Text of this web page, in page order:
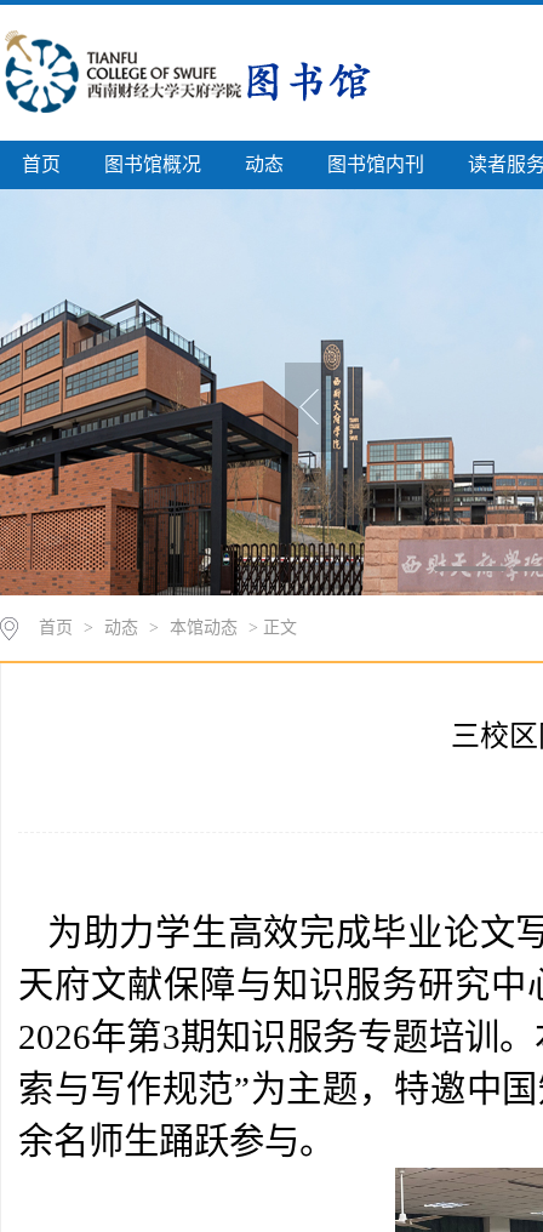
首页 图书馆概况 动态 图书馆内刊 读者服
首页 > 动态 > 本馆动态 > 正文
三校
为助力学生高效完成毕业论文
天府文献保障与知识服务研究
2026年第3期知识服务专题培训
索与写作规范”为主题，特邀中
余名师生踊跃参与。